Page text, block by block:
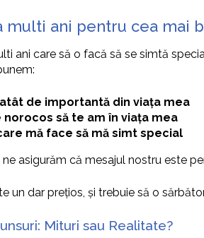
multi ani pentru cea mai
ani care să o facă să se simtă
de importantă din viața mea
norocos să te am în viața mea
mă face să mă simt special
asigurăm că mesajul nostru este
un dar prețios, și trebuie să o
Mituri sau Realitate?